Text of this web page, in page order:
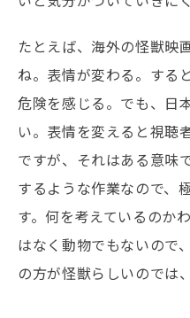
たとえば、海外の怪獣映
ね。表情が変わる。する
危険を感じる。でも、日
い。表情を変えると視聴
ですが、それはある意味
するような作業なので、
す。何を考えているのか
はなく動物でもないので
の方が怪獣らしいのでは